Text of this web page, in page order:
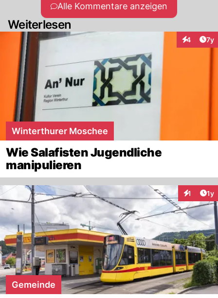
Alle Kommentare anzeigen
Weiterlesen
4 7y
Winterthurer Moschee
Wie Salafisten Jugendliche
manipulieren
1 1y
Gemeinde